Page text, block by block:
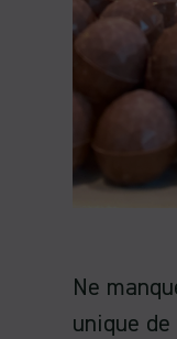
Ne
unique